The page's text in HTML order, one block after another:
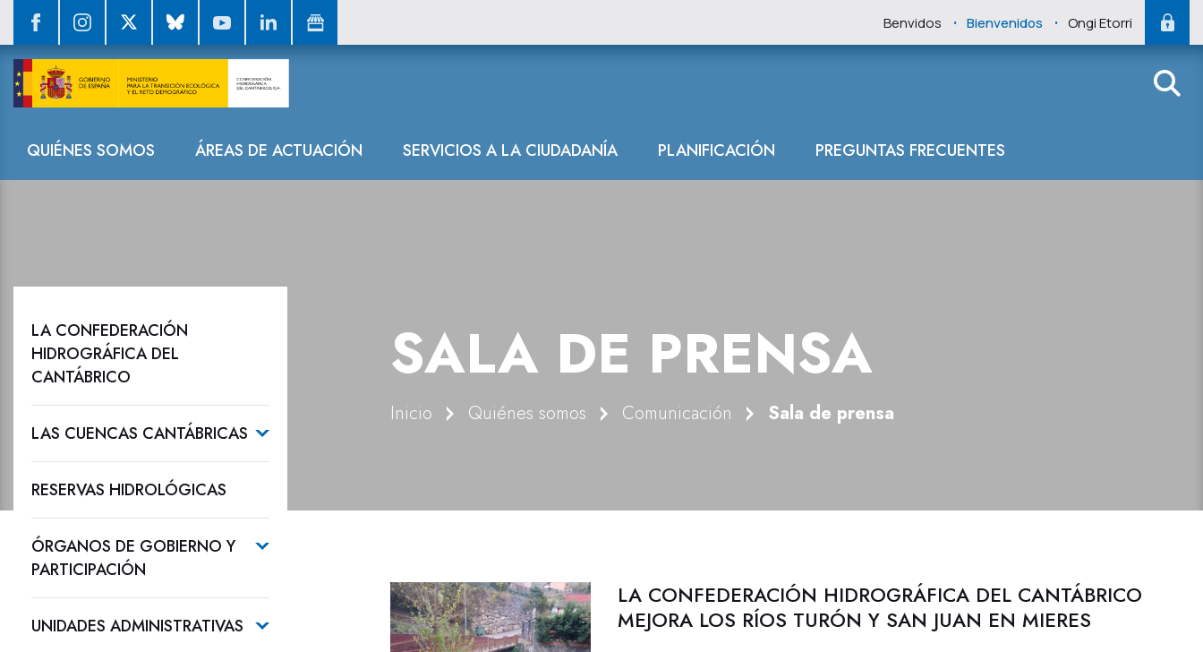
Benvidos . Bienvenidos . Ongi Etorri
Navegación
QUIÉNES SOMOS ÁREAS DE ACTUACIÓN SERVICIOS A LA CIUDADANÍA PLANIFICACIÓN PREGUNTAS FRECUENTES
Sala de prensa
SALA DE PRENSA
Inicio Quiénes somos Comunicación Sala de prensa
LA CONFEDERACIÓN
HIDROGRÁFICA DEL
CANTÁBRICO
LAS CUENCAS CANTÁBRICAS
RESERVAS HIDROLÓGICAS
ÓRGANOS DE GOBIERNO Y
PARTICIPACIÓN
UNIDADES ADMINISTRATIVAS
LA CONFEDERACIÓN HIDROGRÁFICA DEL CANTÁBRICO
MEJORA LOS RÍOS TURÓN Y SAN JUAN EN MIERES